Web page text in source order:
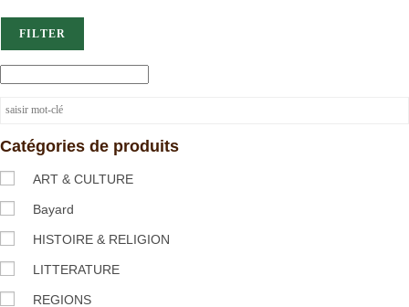
FILTER
Catégories de produits
ART & CULTURE
Bayard
HISTOIRE & RELIGION
LITTERATURE
REGIONS